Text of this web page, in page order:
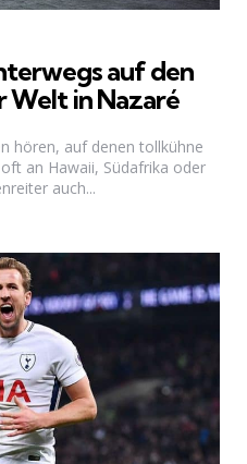
auf den
Welt in Nazaré
hören, auf denen tollkühne
an Hawaii, Südafrika oder
auch...